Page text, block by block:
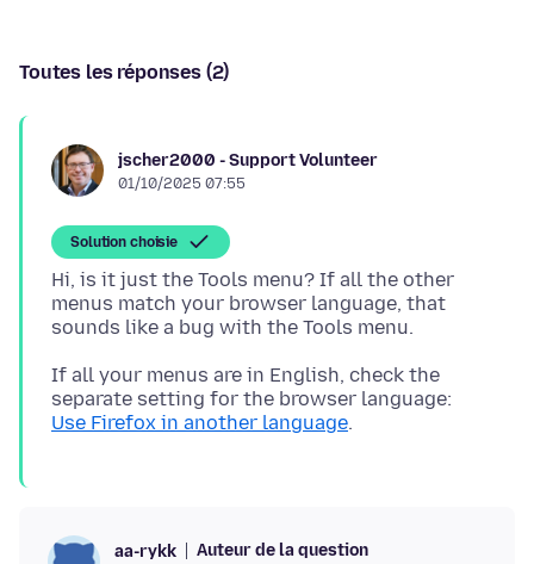
Toutes les réponses (2)
jscher2000 - Support Volunteer
01/10/2025 07:55
Solution choisie
Hi, is it just the Tools menu? If all the other
menus match your browser language, that
If all your menus are in English, check the
separate setting for the browser language:
Use Firefox in another language
aa-rykk Auteur de la question